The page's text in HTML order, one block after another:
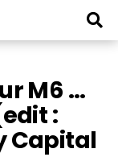
M6 …
:
Capital